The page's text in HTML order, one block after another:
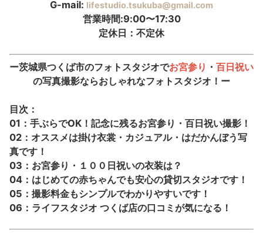
G-mail: lifestudio.tsukuba@gmail.com
営業時間:9:00〜17:30
定休日：不定休
ー茨城県つくば市のフォトスタジオでお宮参り ・ 百日祝い
の写真撮影ならおしゃれなフォトスタジオ！ー
目次：
01：手ぶらでOK！記念に残るお宮参り・百日祝い撮影！
02：オススメは掛け衣裳・カジュアル・はだかんぼう写
真です！
03：お宮参り・１００日祝いの衣装は？
04：はじめての赤ちゃんでも安心の貸切スタジオです！
05：撮影料金もシンプルでわかりやすいです！
06：ライフスタジオ つくば店の口コミが気になる！